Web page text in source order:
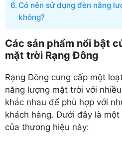
Có nên sử dụng đèn năng
không?
Các sản phẩm nổi bật
mặt trời Rạng Đông
Rạng Đông cung cấp một
năng lượng mặt trời với
khác nhau để phù hợp với
khách hàng. Dưới đây là
của thương hiệu này: